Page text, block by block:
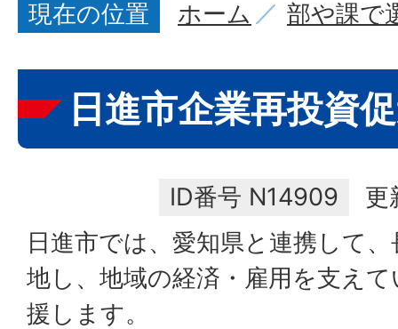
現在の位置 ホーム 部や課で
日進市企業再投資
ID番号 N14909
更
日進市では、愛知県と連携して
地し、地域の経済・雇用を支え
援します。